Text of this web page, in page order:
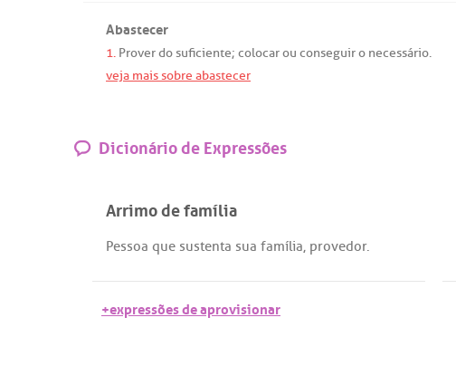
Abastecer
1. Proverdosuficiente; colocarou conseguiro necessário.
veja mais sobre abastecer
Dicionário de Expressões
Arrimo de família
Pessoa que sustenta sua família, provedor.
+expressões de aprovisionar